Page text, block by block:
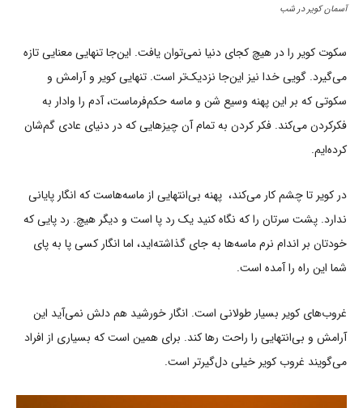
آسمان کویر در شب
سکوت کویر را در هیچ کجای دنیا نمی‌توان یافت. این‌جا تنهایی معنایی تازه
می‌گیرد. گویی خدا نیز این‌جا نزدیک‌تر است. تنهایی کویر و آرامش و
سکوتی که بر این پهنه وسیع شن و ماسه حکم‌فرماست، آدم را وادار به
فکرکردن می‌کند. فکر کردن به تمام آن چیزهایی که در دنیای عادی گم‌شان
کرده‌ایم.
در کویر تا چشم کار می‌کند، پهنه بی‌انتهایی از ماسه‌هاست که انگار پایانی
ندارد. پشت سرتان را که نگاه کنید یک رد پا است و دیگر هیچ. رد پایی که
خودتان بر اندام نرم ماسه‌ها به جای گذاشته‌اید، اما انگار کسی پا به پای
شما این راه را آمده است.
غروب‌های کویر بسیار طولانی است. انگار خورشید هم دلش نمی‌آید این
آرامش و بی‌انتهایی را راحت رها کند. برای همین است که بسیاری از افراد
می‌گویند غروب کویر خیلی دل‌گیرتر است.